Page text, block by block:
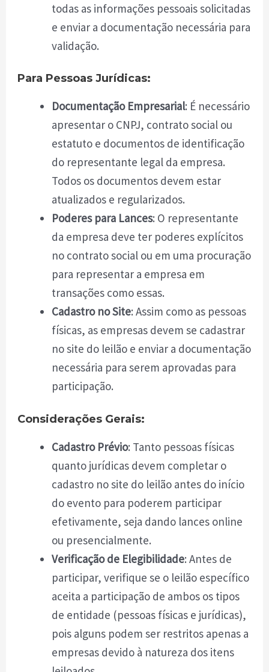
todas as informações pessoais solicitadas
e enviar a documentação necessária para
validação.
Para Pessoas Jurídicas:
Documentação Empresarial: É necessário
apresentar o CNPJ, contrato social ou
estatuto e documentos de identificação
do representante legal da empresa.
Todos os documentos devem estar
atualizados e regularizados.
Poderes para Lances: O representante
da empresa deve ter poderes explícitos
no contrato social ou em uma procuração
para representar a empresa em
transações como essas.
Cadastro no Site: Assim como as pessoas
físicas, as empresas devem se cadastrar
no site do leilão e enviar a documentação
necessária para serem aprovadas para
participação.
Considerações Gerais:
Cadastro Prévio: Tanto pessoas físicas
quanto jurídicas devem completar o
cadastro no site do leilão antes do início
do evento para poderem participar
efetivamente, seja dando lances online
ou presencialmente.
Verificação de Elegibilidade: Antes de
participar, verifique se o leilão específico
aceita a participação de ambos os tipos
de entidade (pessoas físicas e jurídicas),
pois alguns podem ser restritos apenas a
empresas devido à natureza dos itens